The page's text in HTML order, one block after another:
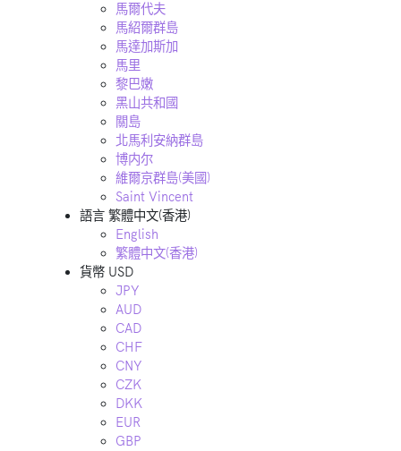
馬爾代夫
馬紹爾群島
馬達加斯加
馬里
黎巴嫩
黑山共和國
關島
北馬利安納群島
博内尔
維爾京群島(美國)
Saint Vincent
語言 繁體中文(香港)
English
繁體中文(香港)
貨幣 USD
JPY
AUD
CAD
CHF
CNY
CZK
DKK
EUR
GBP